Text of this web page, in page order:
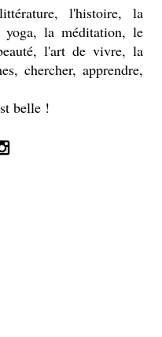
l'histoire, la
yoga, la méditation, le
l'art de vivre, la
chercher, apprendre,
belle !